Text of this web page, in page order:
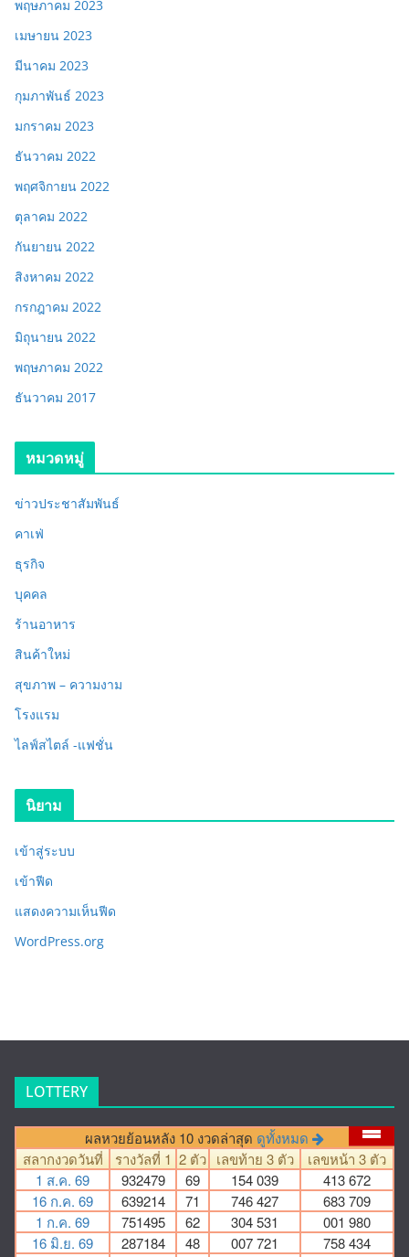
พฤษภาคม 2023
เมษายน 2023
มีนาคม 2023
กุมภาพันธ์ 2023
มกราคม 2023
ธันวาคม 2022
พฤศจิกายน 2022
ตุลาคม 2022
กันยายน 2022
สิงหาคม 2022
กรกฎาคม 2022
มิถุนายน 2022
พฤษภาคม 2022
ธันวาคม 2017
หมวดหมู่
ข่าวประชาสัมพันธ์
คาเฟ่
ธุรกิจ
บุคคล
ร้านอาหาร
สินค้าใหม่
สุขภาพ – ความงาม
โรงแรม
ไลฟ์สไตล์ -แฟชั่น
นิยาม
เข้าสู่ระบบ
เข้าฟีด
แสดงความเห็นฟีด
WordPress.org
LOTTERY